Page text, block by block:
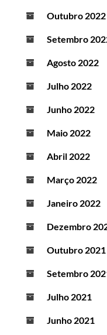
Outubro 2022
Setembro
Agosto 2022
Julho 2022
Junho 2022
Maio 2022
Abril 2022
Março 2022
Janeiro 2022
Dezembro
Outubro 2021
Setembro
Julho 2021
Junho 2021